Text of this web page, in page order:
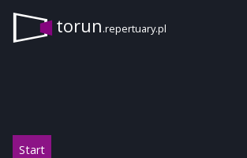
torun.repertuary.pl
Start